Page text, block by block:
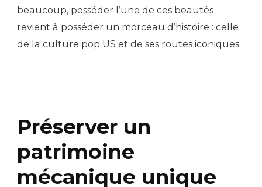
beaucoup, posséder l’une de ces beautés
revient à posséder un morceau d’histoire : celle
de la culture pop US et de ses routes iconiques.
Préserver un
patrimoine
mécanique unique